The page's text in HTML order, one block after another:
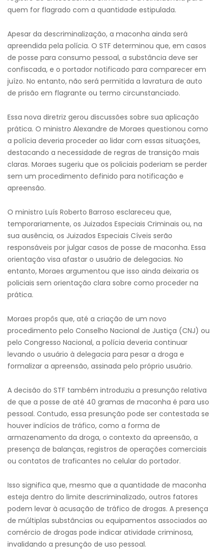
quem for flagrado com a quantidade estipulada.
Apesar da descriminalização, a maconha ainda será
apreendida pela polícia. O STF determinou que, em casos
de posse para consumo pessoal, a substância deve ser
confiscada, e o portador notificado para comparecer em
juízo. No entanto, não será permitida a lavratura de auto
de prisão em flagrante ou termo circunstanciado.
Essa nova diretriz gerou discussões sobre sua aplicação
prática. O ministro Alexandre de Moraes questionou como
a polícia deveria proceder ao lidar com essas situações,
destacando a necessidade de regras de transição mais
claras. Moraes sugeriu que os policiais poderiam se perder
sem um procedimento definido para notificação e
apreensão.
O ministro Luís Roberto Barroso esclareceu que,
temporariamente, os Juizados Especiais Criminais ou, na
sua ausência, os Juizados Especiais Cíveis serão
responsáveis por julgar casos de posse de maconha. Essa
orientação visa afastar o usuário de delegacias. No
entanto, Moraes argumentou que isso ainda deixaria os
policiais sem orientação clara sobre como proceder na
prática.
Moraes propôs que, até a criação de um novo
procedimento pelo Conselho Nacional de Justiça (CNJ) ou
pelo Congresso Nacional, a polícia deveria continuar
levando o usuário à delegacia para pesar a droga e
formalizar a apreensão, assinada pelo próprio usuário.
A decisão do STF também introduziu a presunção relativa
de que a posse de até 40 gramas de maconha é para uso
pessoal. Contudo, essa presunção pode ser contestada se
houver indícios de tráfico, como a forma de
armazenamento da droga, o contexto da apreensão, a
presença de balanças, registros de operações comerciais
ou contatos de traficantes no celular do portador.
Isso significa que, mesmo que a quantidade de maconha
esteja dentro do limite descriminalizado, outros fatores
podem levar à acusação de tráfico de drogas. A presença
de múltiplas substâncias ou equipamentos associados ao
comércio de drogas pode indicar atividade criminosa,
invalidando a presunção de uso pessoal.